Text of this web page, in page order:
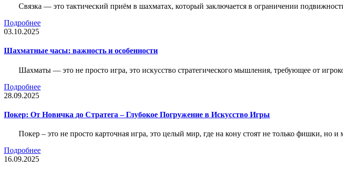
Связка — это тактический приём в шахматах, который заключается в ограничении
Подробнее
03.10.2025
Шахматные часы: важность и особенности
Шахматы — это не просто игра, это искусство стратегического мышления, требующее от
Подробнее
28.09.2025
Покер: От Новичка до Стратега – Глубокое Погружение в Искусство Игры
Покер – это не просто карточная игра, это целый мир, где на кону стоят не только фишки, но и
Подробнее
16.09.2025